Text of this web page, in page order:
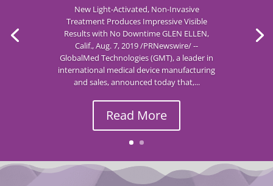
New Light-Activated, Non-Invasive
Treatment Produces Impressive Visible
Results with No Downtime GLEN ELLEN,
Calif., Aug. 7, 2019 /PRNewswire/ --
GlobalMed Technologies (GMT), a leader in
international medical device manufacturing
and sales, announced today that,...
Read More